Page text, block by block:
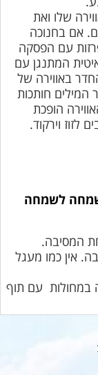
שלו ואת
אם בחנוכה
עם הפסקה
המתנגן עם
באווירה של
המילים חותכות
הופכת
וירקוד.
שמחה לשמחה
המסיבה.
אין כמו מעגל
במחולות עם תוף